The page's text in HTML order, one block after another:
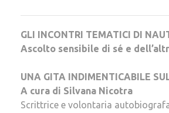
GLI INCONTRI TEMATICI DI
Ascolto sensibile di sé e
UNA GITA INDIMENTICABILE
A cura di Silvana Nicotra
Scrittrice e volontaria